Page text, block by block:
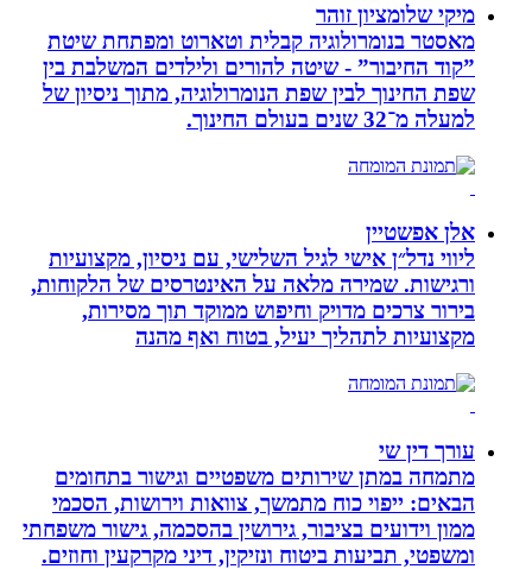
מיקי שלומציון זוהר
מאסטר בנומרולוגיה קבלית וטארוט ומפתחת שיטת
”קוד החיבור” - שיטה להורים ולילדים המשלבת בין
שפת החינוך לבין שפת הנומרולוגיה, מתוך ניסיון של
למעלה מ־32 שנים בעולם החינוך.
אלן אפשטיין
ליווי נדל״ן אישי לגיל השלישי, עם ניסיון, מקצועיות
ורגישות. שמירה מלאה על האינטרסים של הלקוחות,
בירור צרכים מדויק וחיפוש ממוקד תוך מסירות,
מקצועיות לתהליך יעיל, בטוח ואף מהנה
עורך דין שי
מתמחה במתן שירותים משפטיים וגישור בתחומים
הבאים: ייפוי כוח מתמשך, צוואות וירושות, הסכמי
ממון וידועים בציבור, גירושין בהסכמה, גישור משפחתי
ומשפטי, תביעות ביטוח ונזיקין, דיני מקרקעין וחוזים.